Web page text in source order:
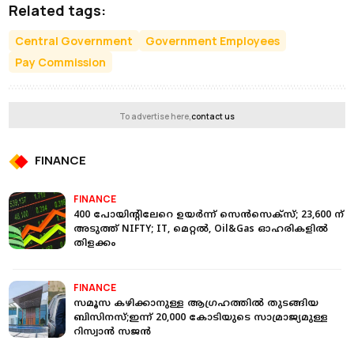
Related tags:
Central Government
Government Employees
Pay Commission
To advertise here,contact us
FINANCE
FINANCE
400 പോയിന്റിലേറെ ഉയര്‍ന്ന് സെന്‍സെക്‌സ്; 23,600 ന്
അടുത്ത് NIFTY; IT, മെറ്റല്‍, Oil&Gas ഓഹരികളില്‍
തിളക്കം
FINANCE
സമൂസ കഴിക്കാനുള്ള ആഗ്രഹത്തില്‍ തുടങ്ങിയ
ബിസിനസ്;ഇന്ന് 20,000 കോടിയുടെ സാമ്രാജ്യമുള്ള
റിസ്വാന്‍ സജന്‍